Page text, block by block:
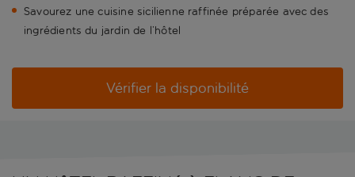
Savourez une cuisine sicilienne raffinée préparée avec des
ingrédients du jardin de l’hôtel
Vérifier la disponibilité